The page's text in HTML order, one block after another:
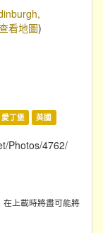
看地圖)
愛丁堡
英國
Photos/4762/
上載時將盡可能將